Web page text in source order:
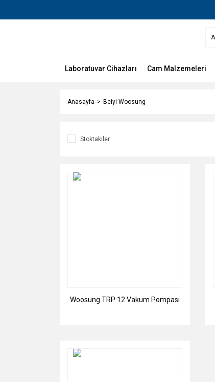
Laboratuvar Cihazları Cam Malzemeleri
Anasayfa Beiyi Woosung
Stoktakiler
Woosung TRP 12 Vakum Pompası